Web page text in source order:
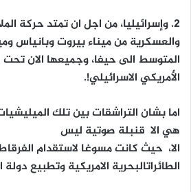
2. وإسرائيليا، من اجل ان تمتد حركة
والعسكرية من ميناء بيروت وبانياس
المتوسط الى حيفا، وجميعها الان تحت
الأمريكي الاسرائيلي!.
اما بشان التراشقات بين تلك
هي الا قنبلة صوتية ليس
الا، حيث كانت مسوغا لاستقدام
الطائراتالبحرية الامريكية وتطبيع دولة